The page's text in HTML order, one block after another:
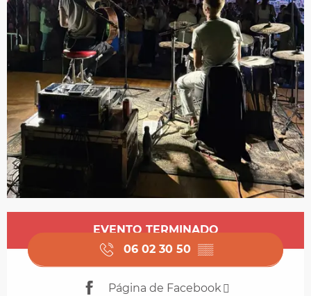
Horarios y datos de contacto
EVENTO TERMINADO
06 02 30 50 ▒▒
Página de Facebook